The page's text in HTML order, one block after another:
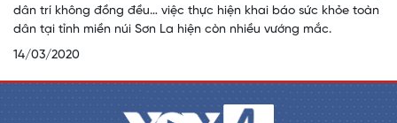
dân trí không đồng đều… việc thực hiện khai báo sức khỏe toàn
dân tại tỉnh miền núi Sơn La hiện còn nhiều vướng mắc.
14/03/2020